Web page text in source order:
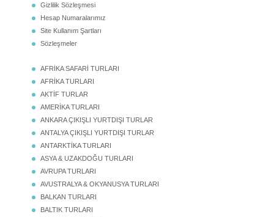
Gizlilik Sözleşmesi
Hesap Numaralarımız
Site Kullanım Şartları
Sözleşmeler
AFRİKA SAFARİ TURLARI
AFRİKA TURLARI
AKTİF TURLAR
AMERİKA TURLARI
ANKARA ÇIKIŞLI YURTDIŞI TURLAR
ANTALYA ÇIKIŞLI YURTDIŞI TURLAR
ANTARKTİKA TURLARI
ASYA & UZAKDOĞU TURLARI
AVRUPA TURLARI
AVUSTRALYA & OKYANUSYA TURLARI
BALKAN TURLARI
BALTIK TURLARI